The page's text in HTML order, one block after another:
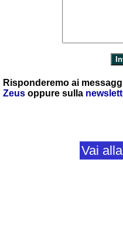
Risponderemo ai
Zeus oppure sulla
Vai